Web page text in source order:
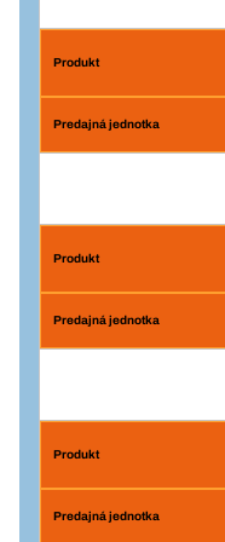
Gumená
Bezpečnostná